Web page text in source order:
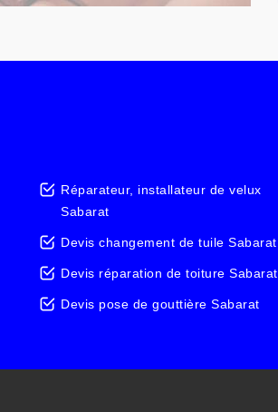
Réparateur, installateur de velux
Sabarat
Devis changement de tuile Sabarat
Devis réparation de toiture Sabarat
Devis pose de gouttière Sabarat